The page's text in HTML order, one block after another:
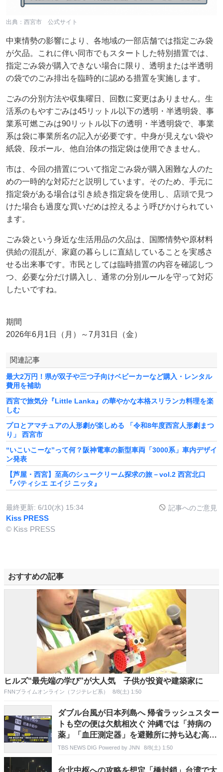
出典：西宮市 公式サイト
中東情勢の影響により、各地域の一部店舗では指定ごみ袋
が欠品。これに伴い同市でもスタートした特別措置では、
指定ごみ袋が購入できない場合に限り、透明または半透明
の袋でのごみ排出を臨時的に認める措置を実施します。
ごみの分別方法や収集曜日、回数に変更はありません。生
活系のもやすごみは45リットル以下の透明・半透明袋、事
業系可燃ごみは90リットル以下の透明・半透明袋で、事業
系は袋に事業所名の記入が必要です。中身が見えない袋や
紙袋、段ボール、他自治体の指定袋は使用できません。
市は、今回の措置について指定ごみ袋が購入困難な人のた
めの一時的な対応だと説明しています。そのため、手元に
指定袋がある場合は引き続き指定袋を使用し、店頭で見つ
けた場合も過度な買いだめは控えるよう呼びかけられてい
ます。
ごみ袋という身近な生活用品の欠品は、国際情勢や原材料
供給の混乱が、家庭の暮らしに直結していることを実感さ
せる出来事です。市民としては臨時措置の内容を確認しつ
つ、必要な分だけ購入し、通常の分別ルールを守って対応
したいですね。
期間
2026年6月1日（月）～7月31日（金）
関連記事
最大2万円！県が双子や三つ子向けベビーカーなど購入・レンタル
費用を補助
西宮で旅気分『Little Lanka』の華やかな本格スリランカ料理を楽
しむ
プロとアマチュアの人形劇が楽しめる 「令和8年度西宮人形劇まつ
り」 西宮市
“いこいこーな”って何？阪神電車の新型車両「3000系」車内デザイ
ン発表
【芦屋・西宮】至高のシュークリーム探求の旅－vol.2 西宮北口
『パティシエ エイジ ニッタ』
最終更新: 6/10(水) 15:34 記事へのご意見
Kiss PRESS
© Kiss PRESS
おすすめの記事
ヒルズ“最先端の学び”が大人気 子供が投資や建築家に
FNNプライムオンライン（フジテレビ系） 8/8(土) 1:50
ダブル台風が日本列島へ 帰省ラッシュスター
トも空の便は欠航相次ぐ 沖縄では「持病の
薬」「血圧測定器」を避難所に持ち込む高齢
者も 週明け15号も本州へ【news23】
TBS NEWS DIG Powered by JNN 8/8(土) 1:50
台北中枢への攻略を想定「橋封鎖」台湾で大